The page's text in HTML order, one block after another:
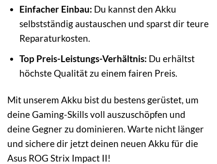
Einfacher Einbau: Du kannst den Akku
selbstständig austauschen und sparst dir teure
Reparaturkosten.
Top Preis-Leistungs-Verhältnis: Du erhältst
höchste Qualität zu einem fairen Preis.
Mit unserem Akku bist du bestens gerüstet, um
deine Gaming-Skills voll auszuschöpfen und
deine Gegner zu dominieren. Warte nicht länger
und sichere dir jetzt deinen neuen Akku für die
Asus ROG Strix Impact II!